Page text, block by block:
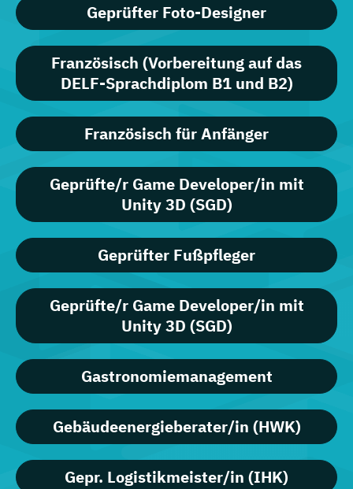
Geprüfter Foto-Designer
Französisch (Vorbereitung auf das
DELF-Sprachdiplom B1 und B2)
Französisch für Anfänger
Geprüfte/r Game Developer/in mit
Unity 3D (SGD)
Geprüfter Fußpfleger
Geprüfte/r Game Developer/in mit
Unity 3D (SGD)
Gastronomiemanagement
Gebäudeenergieberater/in (HWK)
Gepr. Logistikmeister/in (IHK)